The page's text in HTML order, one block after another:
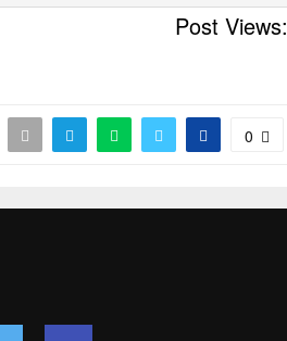
Post Views:
0